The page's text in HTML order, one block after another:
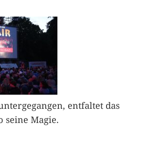
entfaltet das
seine Magie.